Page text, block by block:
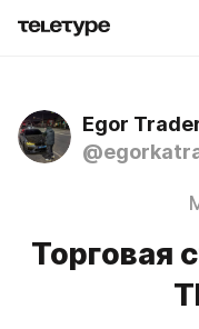
Egor
Торговая